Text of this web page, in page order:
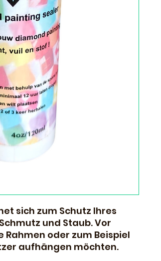
sich zum Schutz Ihres
und Staub. Vor
Rahmen oder zum Beispiel
aufhängen möchten.